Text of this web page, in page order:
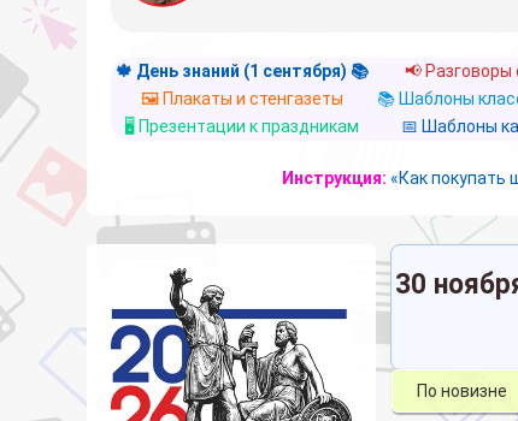
🍁 День знаний (1 сентября) 📚 📢
🖼️ Плакаты и стенгазеты
📚 Шаблоны
🖥️ Презентации к праздникам
📅 Шаблоны
Инструкция: «Как покупать
30